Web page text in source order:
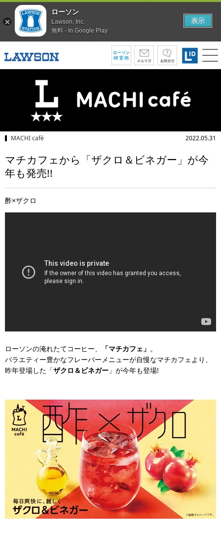
MACHI café 2022.05.31
マチカフェから「ザクロ＆ビネガー」が今
年も発売!!
酢×ザクロ
ローソンの淹れたてコーヒー、 「マチカフェ」 。
バラエティー豊かなフレーバーメニューが自慢なマチカフェより、
昨年登場した「ザクロ＆ビネガー 」が今年も登場!
ローソン
Lawson, Inc.
無料 - In Google Play
表示